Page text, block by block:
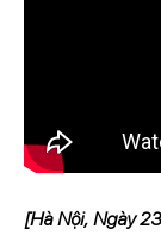
[Hà Nội, Ngày